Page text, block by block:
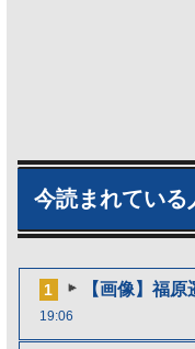
今読まれている
1 【画像】福
19:06